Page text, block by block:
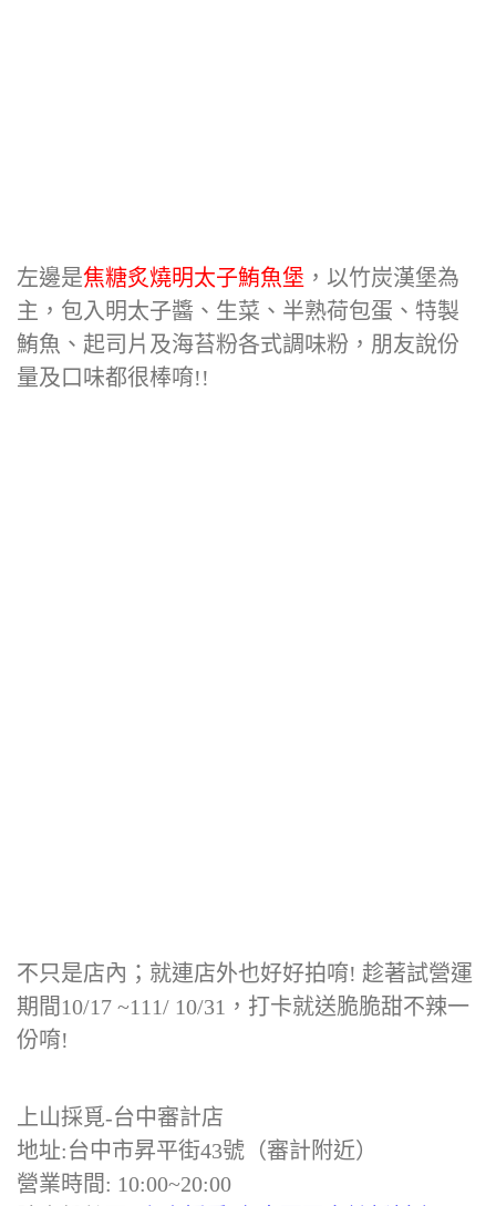
左邊是焦糖炙燒明太子鮪魚堡 ，以竹炭漢堡為
主，包入明太子醬、生菜、半熟荷包蛋、特製
鮪魚、起司片及海苔粉各式調味粉，朋友說份
量及口味都很棒唷!!
不只是店內；就連店外也好好拍唷! 趁著試營運
期間10/17 ~111/ 10/31，打卡就送脆脆甜不辣一
份唷!
上山採覓-台中審計店
地址:台中市昇平街43號（審計附近）
營業時間: 10:00~20:00